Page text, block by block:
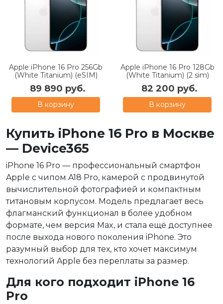
Apple iPhone 16 Pro 256Gb
(White Titanium) (eSIM)
89 890 руб.
В корзину
Apple iPhone 16 Pro 128Gb
(White Titanium) (2 sim)
82 200 руб.
В корзину
Купить iPhone 16 Pro в Москве
— Device365
iPhone 16 Pro — профессиональный смартфон
Apple с чипом A18 Pro, камерой с продвинутой
вычислительной фотографией и компактным
титановым корпусом. Модель предлагает весь
флагманский функционал в более удобном
формате, чем версия Max, и стала ещё доступнее
после выхода нового поколения iPhone. Это
разумный выбор для тех, кто хочет максимум
технологий Apple без переплаты за размер.
Для кого подходит iPhone 16
Pro